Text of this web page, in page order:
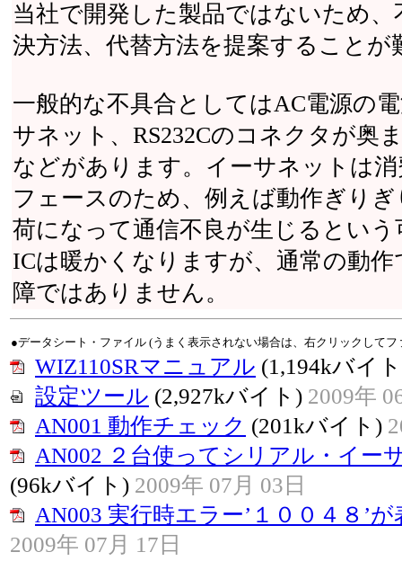
当社で開発した製品ではないため
決方法、代替方法を提案することが
一般的な不具合としてはAC電源の
サネット、RS232Cのコネクタが奥
などがあります。イーサネットは
フェースのため、例えば動作ぎり
荷になって通信不良が生じるとい
ICは暖かくなりますが、通常の動
障ではありません。
●データシート・ファイル (うまく表示されない場合は、右クリックして
WIZ110SRマニュアル (1,194kバイ
設定ツール (2,927kバイト) 2009年
AN001 動作チェック (201kバイト)
AN002 ２台使ってシリアル・イー
(96kバイト) 2009年 07月 03日
AN003 実行時エラー’１００４８’
2009年 07月 17日